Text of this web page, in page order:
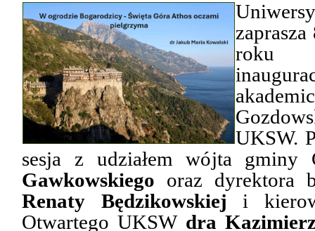
roku
UKSW.
sesja z udziałem wójta gminy
Gawkowskiego oraz dyrektora
Renaty Będzikowskiej i
Otwartego UKSW dra